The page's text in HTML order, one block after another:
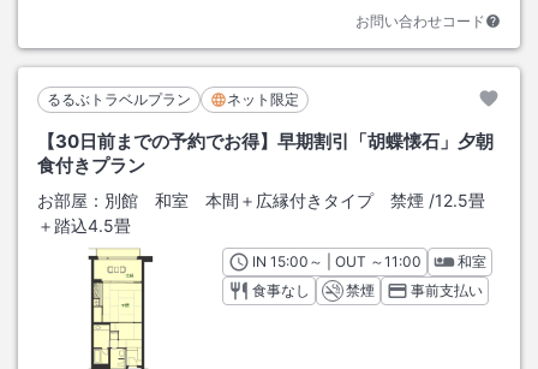
お問い合わせコード
るるぶトラベルプラン ネット限定
【30日前までの予約でお得】早期割引「胡蝶懐石」夕朝
食付きプラン
お部屋： 別館 和室 本間＋広縁付きタイプ 禁煙 /12.5畳
＋踏込4.5畳
INチェックイン
15:00 ～ | OUT チェックアウト
～11:00
和室
食事なし
禁煙 事前支払い